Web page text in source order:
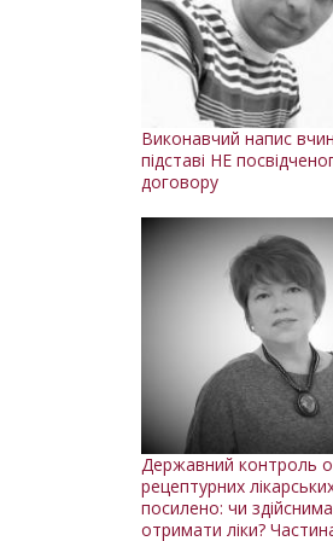
Виконавчий напис
підставі НЕ
договору
Державний контроль
рецептурних
посилено: чи здійснима
отримати ліки?